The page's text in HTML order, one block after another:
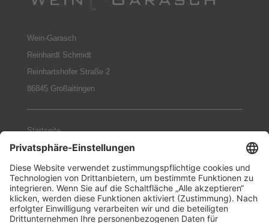
Wein-Garasch
Reinhardt Schmidt
Reinhartshofer Straße 2
86845 Großaitingen
Startseite
Weingüter
Geschenke-Sets
Philosophie
Termine